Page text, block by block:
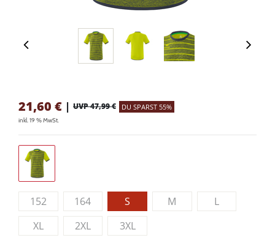
21,60 € | UVP 47,99 € DU SPARST 55%
inkl. 19 % MwSt.
152 164 S M
L
XL
2XL 3XL